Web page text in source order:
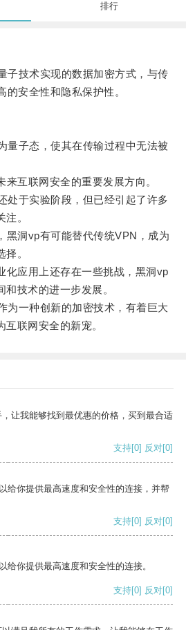
排行
技术实现的数据加密方式，与传
安全性和隐私保护性。
子态，使其在传输过程中无法被
互联网安全的重要发展方向。
于实验阶段，但已经引起了许多
。
洞vp有可能替代传统VPN，成为
。
应用上还存在一些挑战，黑洞vp
技术的进一步发展。
一种创新的加密技术，有着巨大
联网安全的新宠。
让我能够找到最优惠的价格，买到最合适
支持[0] 反对[0]
给你提供最高速度和安全性的连接，并帮
支持[0] 反对[0]
给你提供最高速度和安全性的连接。
支持[0] 反对[0]